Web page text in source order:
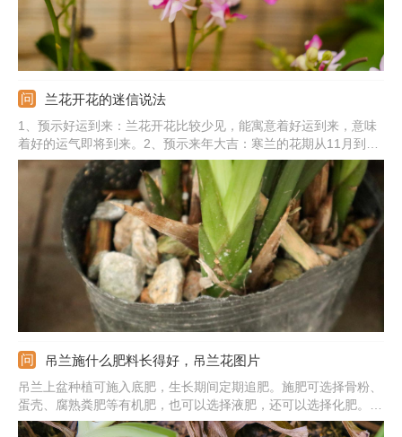
兰花开花的迷信说法
1、预示好运到来：兰花开花比较少见，能寓意着好运到来，意味
着好的运气即将到来。2、预示来年大吉：寒兰的花期从11月到第
二年的2月，开花期横跨两年，能预示着来年大吉。3、预示今年有
好运：墨兰也叫做报岁兰，墨兰的花期在春季的1-3月份，开花代
表着新的一年来临，能够带来今年的好运气，寓意着一帆风顺。
吊兰施什么肥料长得好，吊兰花图片
吊兰上盆种植可施入底肥，生长期间定期追肥。施肥可选择骨粉、
蛋壳、腐熟粪肥等有机肥，也可以选择液肥，还可以选择化肥。选
择不同的肥料，施肥的方法是不同的，比如，如果施加有机肥，可